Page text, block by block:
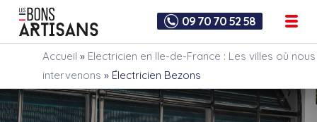
09 70 70 52 58
Accueil » Electricien en Ile-de-France : Les villes où nous
intervenons » Électricien Bezons